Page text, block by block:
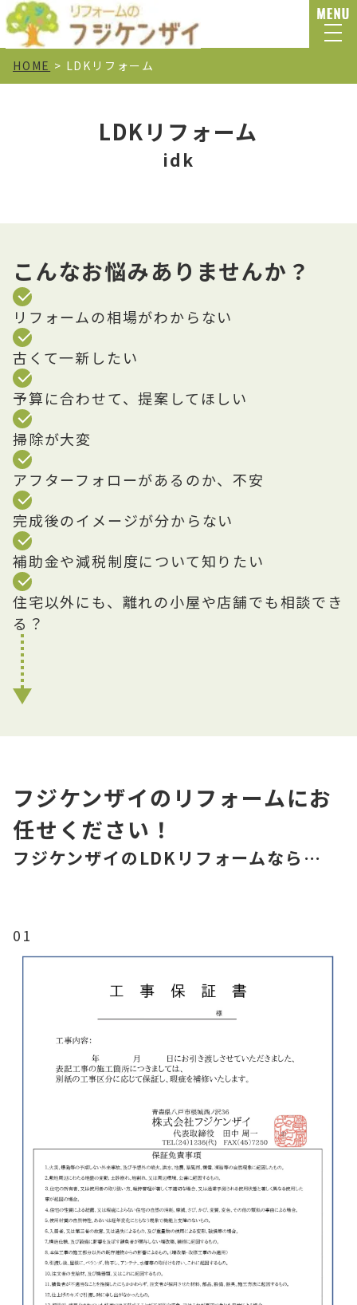
HOME > LDKリフォーム
LDKリフォーム
idk
こんなお悩みありませんか？
リフォームの相場がわからない
古くて一新したい
予算に合わせて、提案してほしい
掃除が大変
アフターフォローがあるのか、不安
完成後のイメージが分からない
補助金や減税制度について知りたい
住宅以外にも、離れの小屋や店舗でも相談でき
る？
フジケンザイのリフォームにお
任せください！
フジケンザイのLDKリフォームなら…
01